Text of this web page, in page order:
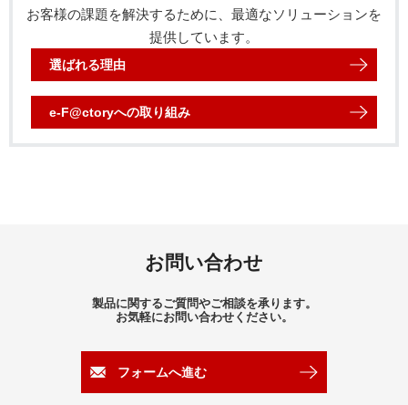
お客様の課題を解決するために、最適なソリューションを
提供しています。
選ばれる理由
e-F@ctoryへの取り組み
お問い合わせ
製品に関するご質問やご相談を承ります。
お気軽にお問い合わせください。
フォームへ進む